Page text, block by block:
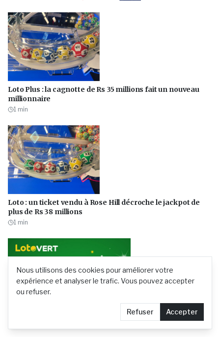
Nous utilisons des cookies pour améliorer votre
expérience et analyser le trafic. Vous pouvez accepter
ou refuser.
Refuser Accepter
Loto Plus : la cagnotte de Rs 35 millions fait un nouveau
millionnaire
1 min
Loto : un ticket vendu à Rose Hill décroche le jackpot de
plus de Rs 38 millions
1 min
Loto Vert : 33 joueurs proches du jackpot